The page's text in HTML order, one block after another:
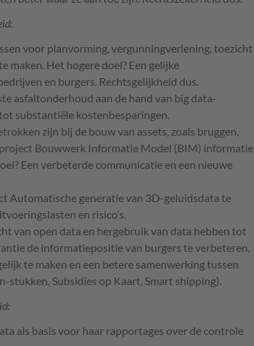
voor planvorming, vergunningverlening, toezicht
maken. Het hogere doel? Een gelijke
en burgers. Rechtsgelijkheid dus.
asfaltonderhoud aan de hand van big data-
substantiële kostenbesparingen.
zijn bij de bouw van assets, zoals bruggen,
Bouwwerk Informatie Model (BIM) informatie
Een verbeterde communicatie en een nieuwe
Automatische generatie van 3D-geluidsdata te
en risico’s.
van open data en hergebruik van data hebben tot
de informatiepositie van burgers te verbeteren,
te maken en een betere samenwerking tussen
Subsidies op Kaart, Smart shipping).
als basis voor haar rapportages over de controle